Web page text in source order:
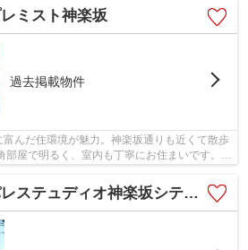
ミスト神楽坂
過去掲載物件
んだ住環境が魅力。神楽坂通りも近くて散歩
部屋で明るく、室内も丁寧にお住まいです。ペ
ステュディオ神楽坂シティタワー